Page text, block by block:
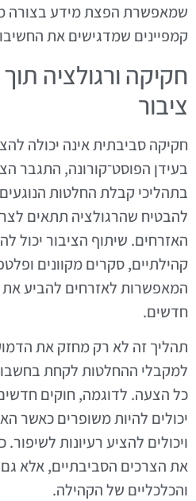
שמאפשרת הפצת מידע בצורה
קמפיינים שמדגישים את
חקיקה ורגולציה
ציבור
חקיקה סביבתית אינה יכולה
בעידן הפוסט־קורונה, התגבר
בתהליכי קבלת החלטות
להבטיח שהרגולציה תתאים
האזרחים. שיתוף הציבור
קהילתיים, סקרים מקוונים
המאפשרות לאזרחים להביע את
חדשים.
תהליך זה לא רק מחזק את
למקבלי ההחלטות לקחת
כל הצעה. לדוגמה, חוקים
יכולים להיות משופרים כאשר
ויכולים להציע רעיונות
את הצרכים הסביבתיים, אלא
והכלכליים של הקהילה.